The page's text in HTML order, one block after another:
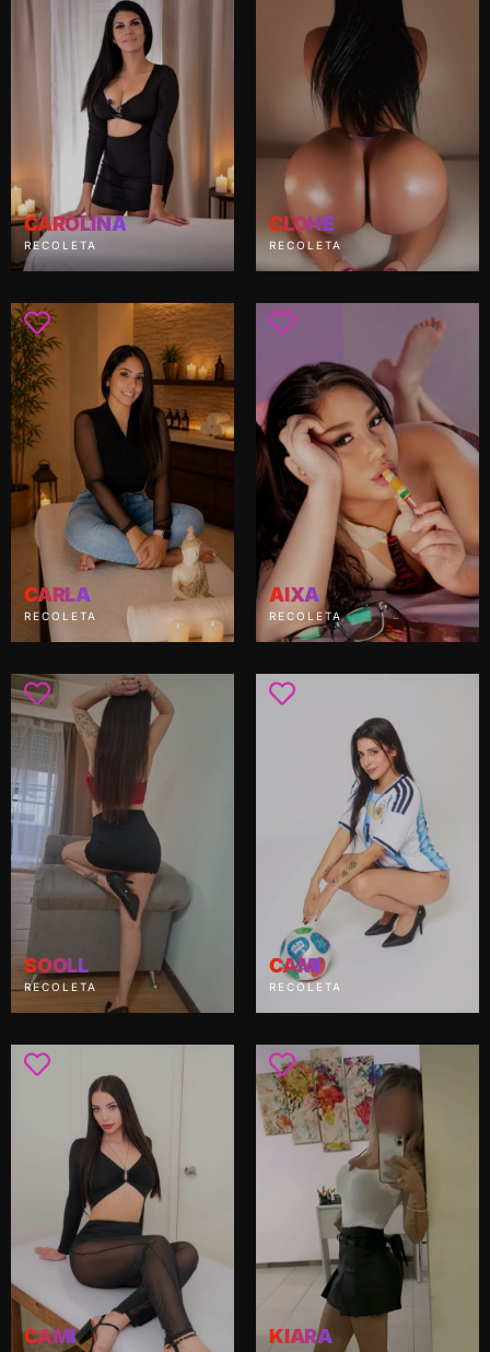
CAROLINA
RECOLETA
CLOHE
RECOLETA
CARLA
RECOLETA
AIXA
RECOLETA
SOOLL
RECOLETA
CAMI
RECOLETA
CAMI KIARA